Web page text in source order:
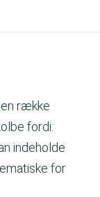
række
fordi:
indeholde
for